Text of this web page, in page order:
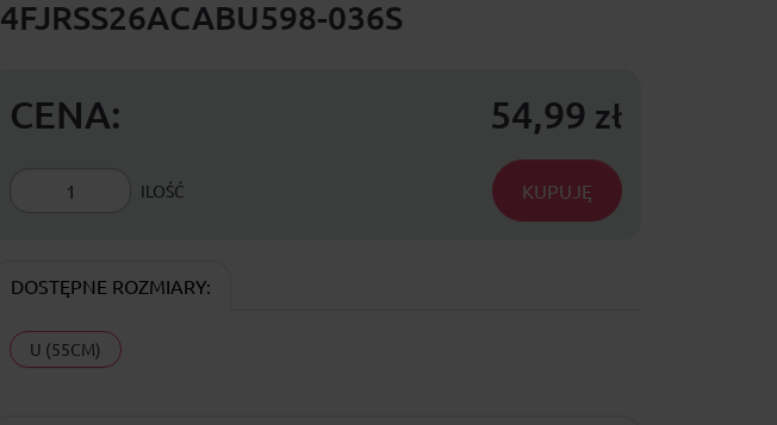
4FJRSS26ACABU598-036S
CENA: 54,99 zł
ILOŚĆ KUPUJĘ
DOSTĘPNE ROZMIARY:
U (55CM)